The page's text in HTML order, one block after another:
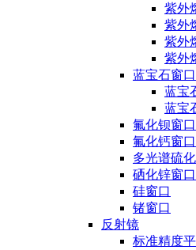
紫外
紫外
紫外
紫外
蓝宝石窗口
蓝宝
蓝宝
氟化钡窗口
氟化钙窗口
多光谱硫
硒化锌窗口
硅窗口
锗窗口
反射镜
标准精度